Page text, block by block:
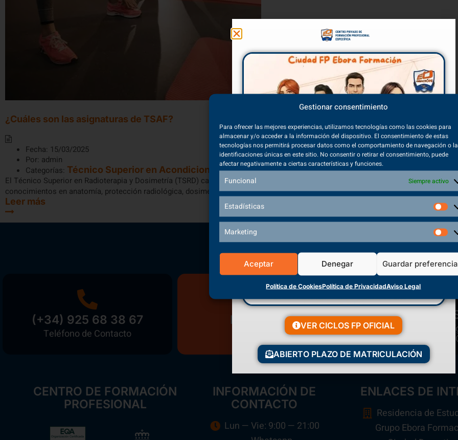
Gestionar consentimiento
Para ofrecer las mejores experiencias, utilizamos tecnologías como las cookies para
almacenar y/o acceder a la información del dispositivo. El consentimiento de estas
tecnologías nos permitirá procesar datos como el comportamiento de navegación o
identificaciones únicas en este sitio. No consentir o retirar el consentimiento, puede
afectar negativamente a ciertas características y funciones.
Funcional Siempre activo
Estadísticas
Marketing
Aceptar Denegar Guardar
Política de CookiesPolítica de PrivacidadAviso Legal
¿Cuáles son las asignaturas de TSAF?
Fecha: 15/03/2025
Por: admin
Categorías: Técnico Superior en Acondicionamiento Físico​
El Técnico Superior en Radioterapia y Dosimetría (TSRD) capacita para la planificación y aplicación de tratamientos
conocimientos en anatomía, protección radiológica, dosimetría y atención al paciente.
Leer más
(+34) 925 68 38 67
Teléfono de Contacto
Matriculación Abierta
¡Reserva tu plaza ahora!
CENTRO DE FORMACIÓN
PROFESIONAL
INFORMACIÓN DE
CONTACTO
Lun — Vie: 9:00 — 21:00
ENLACES DE
Residencia de
Grupo Ebora
VER CICLOS FP OFICIAL
ABIERTO PLAZO DE MATRICULACIÓN